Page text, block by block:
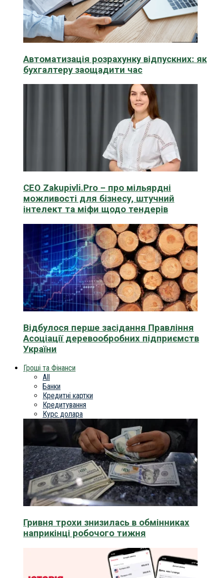
Автоматизація розрахунку відпускних: як
бухгалтеру заощадити час
CEO Zakupivli.Pro – про мільярдні
можливості для бізнесу, штучний
інтелект та міфи щодо тендерів
Відбулося перше засідання Правління
Асоціації деревообробних підприємств
України
Гроші та Фінанси
All
Банки
Кредитні картки
Кредитування
Курс долара
Гривня трохи знизилась в обмінниках
наприкінці робочого тижня